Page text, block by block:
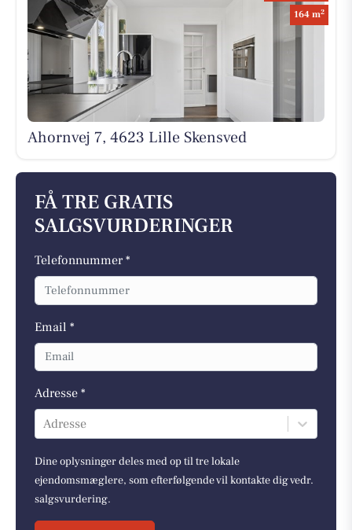
164 m2
Ahornvej 7, 4623 Lille Skensved
FÅ TRE GRATIS
SALGSVURDERINGER
Telefonnummer *
Email *
Adresse *
Adresse
Dine oplysninger deles med op til tre lokale
ejendomsmæglere, som efterfølgende vil kontakte dig vedr.
salgsvurdering.